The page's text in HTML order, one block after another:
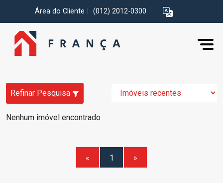
Área do Cliente (012) 2012-0300
Refinar Pesquisa
Nenhum imóvel encontrado
« 1 »